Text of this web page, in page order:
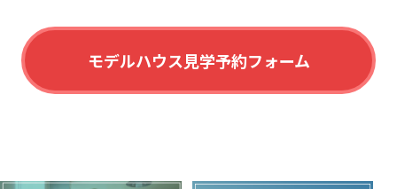
モデルハウス見学予約フォーム